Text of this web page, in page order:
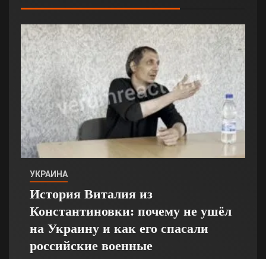
УКРАИНА
История Виталия из
Константиновки: почему не ушёл
на Украину и как его спасали
российские военные